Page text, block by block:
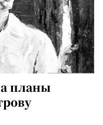
планы